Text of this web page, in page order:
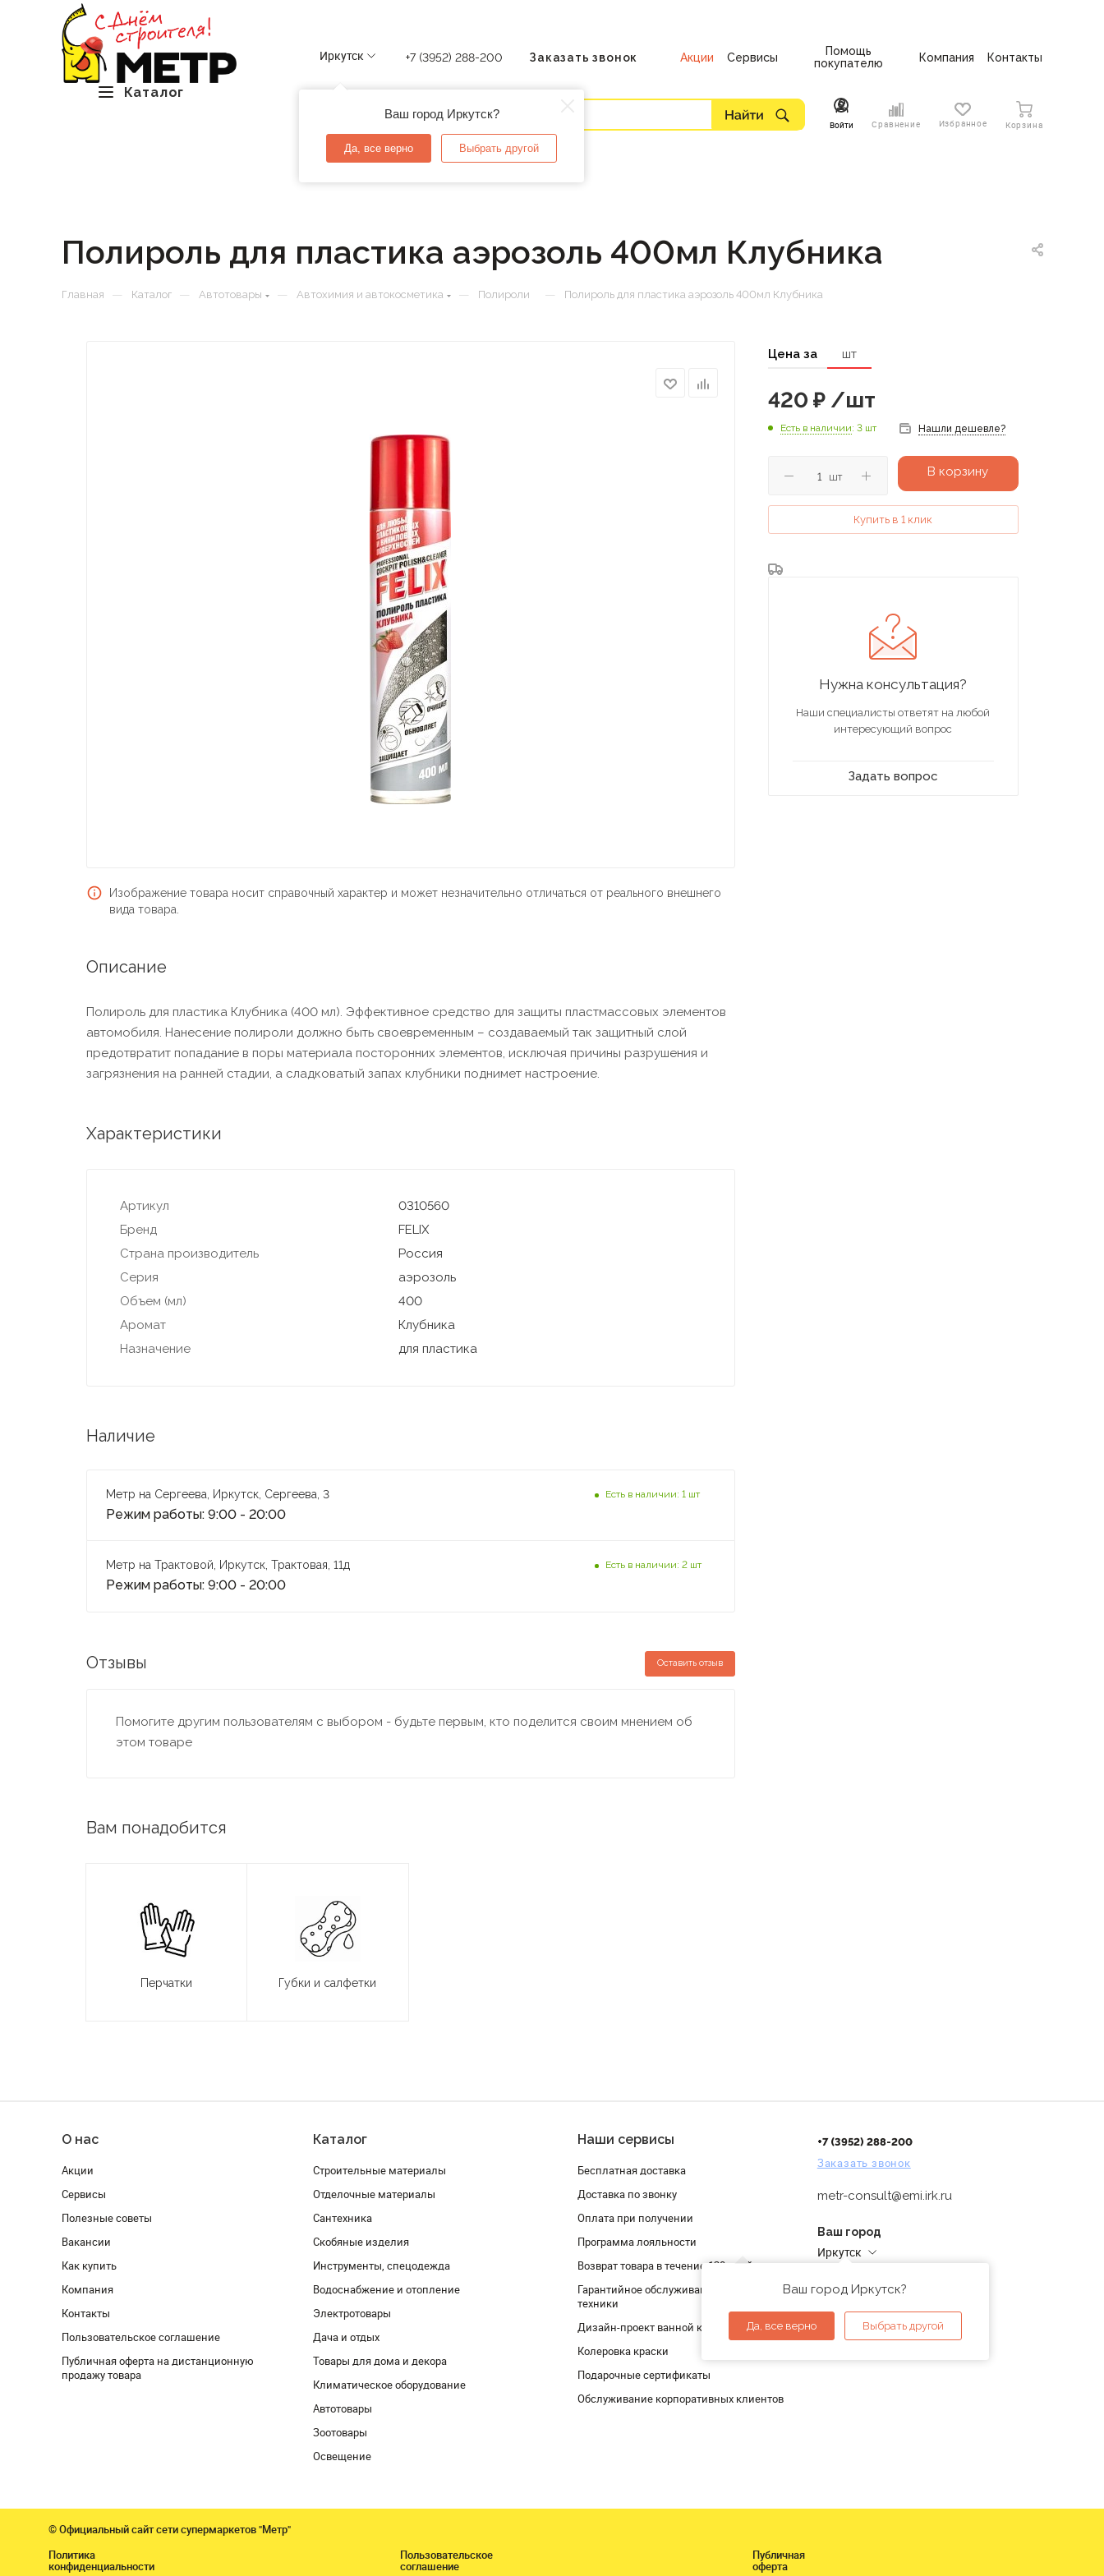
Каталог
Иркутск
Ваш город Иркутск?
Да, все верно Выбрать другой
+7 (3952) 288-200 Заказать звонок Акции Сервисы
Помощь
покупателю
Компания Контакты
Войти Сравнение Избранное Корзина
Полироль для пластика аэрозоль 400мл Клубника
Главная — Каталог — Автотовары — Автохимия и автокосметика — Полироли — Полироль для пластика аэрозоль 400мл Клубника
Изображение товара носит справочный характер и может незначительно отличаться от реального внешнего
вида товара.
Описание
Полироль для пластика Клубника (400 мл). Эффективное средство для защиты пластмассовых элементов
автомобиля. Нанесение полироли должно быть своевременным – создаваемый так защитный слой
предотвратит попадание в поры материала посторонних элементов, исключая причины разрушения и
загрязнения на ранней стадии, а сладковатый запах клубники поднимет настроение.
Характеристики
Артикул
0310560
Бренд
FELIX
Страна производитель
Россия
Серия
аэрозоль
Объем (мл)
400
Аромат
Клубника
Назначение
для пластика
Наличие
Метр на Сергеева, Иркутск, Сергеева, 3
Режим работы: 9:00 - 20:00
Есть в наличии: 1 шт
Метр на Трактовой, Иркутск, Трактовая, 11д
Режим работы: 9:00 - 20:00
Есть в наличии: 2 шт
Отзывы Оставить отзыв
Помогите другим пользователям с выбором - будьте первым, кто поделится своим мнением об
этом товаре
Вам понадобится
Перчатки Губки и салфетки
Цена за шт
420 ₽/шт
Есть в наличии: 3 шт Нашли дешевле?
шт В корзину
Купить в 1 клик
Нужна консультация?
Наши специалисты ответят на любой
интересующий вопрос
Задать вопрос
О нас
Акции
Сервисы
Полезные советы
Вакансии
Как купить
Компания
Контакты
Пользовательское соглашение
Публичная оферта на дистанционную
продажу товара
Каталог
Строительные материалы
Отделочные материалы
Сантехника
Скобяные изделия
Инструменты, спецодежда
Водоснабжение и отопление
Электротовары
Дача и отдых
Товары для дома и декора
Климатическое оборудование
Автотовары
Зоотовары
Освещение
Наши сервисы
Бесплатная доставка
Доставка по звонку
Оплата при получении
Программа лояльности
Возврат товара в течение 120 дней
Гарантийное обслуживание и проверка
техники
Дизайн-проект ванной комнаты
Колеровка краски
Подарочные сертификаты
Обслуживание корпоративных клиентов
+7 (3952) 288-200
Заказать звонок
metr-consult@emi.irk.ru
Ваш город
Иркутск
Ваш город Иркутск?
Да, все верно Выбрать другой
© Официальный сайт сети супермаркетов "Метр"
Политика
конфиденциальности
Пользовательское
соглашение
Публичная
оферта